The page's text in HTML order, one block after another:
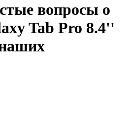
вопросы о
Tab Pro 8.4''